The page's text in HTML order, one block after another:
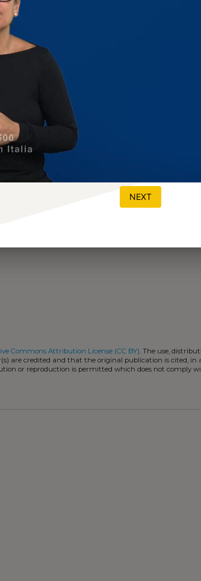
Commons Attribution License (CC BY). The use,
are credited and that the original publication is cited, in
or reproduction is permitted which does not comply
NEXT